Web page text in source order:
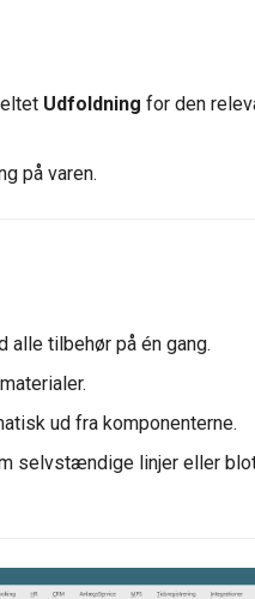
Udfoldning for den
på varen.
tilbehør på én gang.
ud fra komponenterne.
selvstændige linjer eller